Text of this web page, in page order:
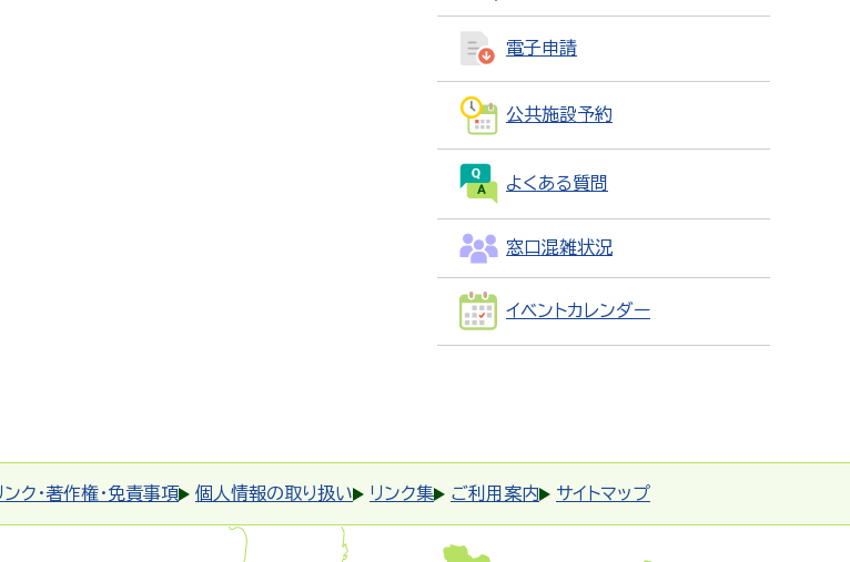
電子申請
公共施設予約
よくある質問
窓口混雑状況
イベントカレンダー
ンク・著作権・免責事項 個人情報の取り扱い リンク集 ご利用案内 サイトマップ